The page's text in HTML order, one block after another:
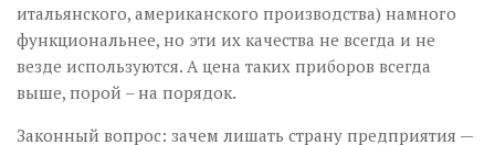
итальянского, американского производства) намного
функциональнее, но эти их качества не всегда и не
везде используются. А цена таких приборов всегда
выше, порой – на порядок.
Законный вопрос: зачем лишать страну предприятия —